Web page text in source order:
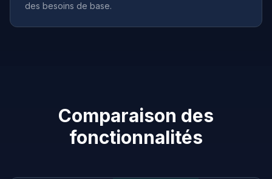
des besoins de base.
Comparaison des
fonctionnalités